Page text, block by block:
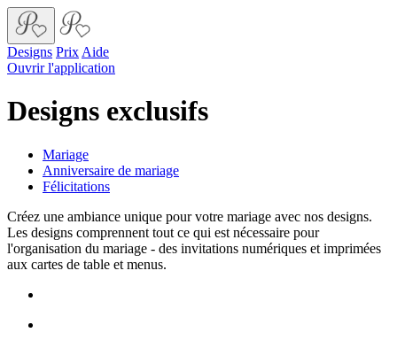
Designs Prix Aide
Ouvrir l'application
Designs exclusifs
Mariage
Anniversaire de mariage
Félicitations
Créez une ambiance unique pour votre mariage avec nos designs.
Les designs comprennent tout ce qui est nécessaire pour
l'organisation du mariage - des invitations numériques et imprimées
aux cartes de table et menus.